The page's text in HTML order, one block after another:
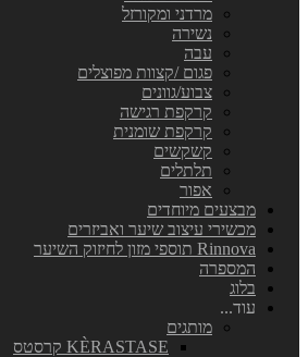
מרדני ומקורזל
נשירה
עבה
פגום /קצוות מפוצלים
צבוע/גוונים
קרקפת רגישה
קרקפת שומנית
קשקשים
תלתלים
אפור
מבצעים מיוחדים
מכשירי עיצוב שיער ואביזרים
Rinnova תוספי מזון לחיזוק השיער
המספרה
בלוג
עוד...
מותגים
KÈRASTASE קרסטס